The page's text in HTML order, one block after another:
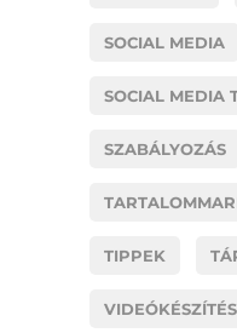
SOCIAL MEDIA
SOCIAL MEDIA
SZABÁLYOZÁS
TIPPEK
VIDEÓKÉSZÍTÉS